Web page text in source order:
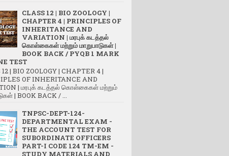
CLASS 12 | BIO ZOOLOGY |
CHAPTER 4 | PRINCIPLES OF
INHERITANCE AND
VARIATION | மரபுக் கடத்தல்
கொள்கைகள் மற்றும் மாறுபாடுகள் |
BOOK BACK / PYQB 1 MARK
TEST
| BIO ZOOLOGY | CHAPTER 4 |
OF INHERITANCE AND
| மரபுக் கடத்தல் கொள்கைகள் மற்றும்
| BOOK BACK / ...
TNPSC-DEPT-124-
DEPARTMENTAL EXAM -
THE ACCOUNT TEST FOR
SUBORDINATE OFFICERS
PART-I CODE 124 TM-EM -
STUDY MATERIALS AND